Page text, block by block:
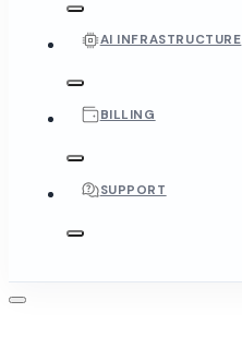
AI INFRASTRUCTURE
BILLING
SUPPORT